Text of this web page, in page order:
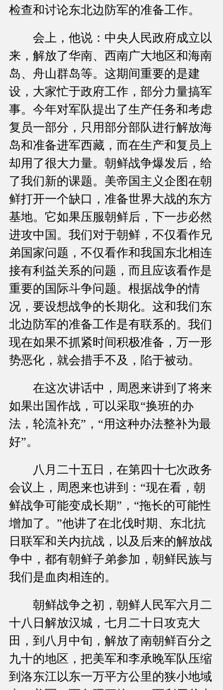
检查和讨论东北边防军的准备工作。
会上，他说：中央人民政府成立以
来，解放了华南、西南广大地区和海南
岛、舟山群岛等。这期间重要的是建
设，大家忙于政府工作，部分力量搞军
事。今年对军队提出了生产任务和考虑
复员一部分，只用部分部队进行解放海
岛和准备进军西藏，而在生产和复员上
却用了很大力量。朝鲜战争爆发后，给
了我们新的课题。美帝国主义企图在朝
鲜打开一个缺口，准备世界大战的东方
基地。它如果压服朝鲜后，下一步必然
进攻中国。我们对于朝鲜，不仅看作兄
弟国家问题，不仅看作和我国东北相连
接有利益关系的问题，而且应该看作是
重要的国际斗争问题。根据战争的情
况，要设想战争的长期化。这和我们东
北边防军的准备工作是有联系的。我们
现在如果不抓紧时间积极准备，万一形
势恶化，就会措手不及，陷于被动。
在这次讲话中，周恩来讲到了将来
如果出国作战，可以采取“换班的办
法，轮流补充”，“用这种办法整补为最
好”。
八月二十五日，在第四十七次政务
会议上，周恩来也讲到：“现在看，朝
鲜战争可能变成长期”，“拖长的可能性
增加了。”他讲了在北伐时期、东北抗
日联军和关内抗战，以及后来的解放战
争中，都有朝鲜子弟参加，朝鲜民族与
我们是血肉相连的。
朝鲜战争之初，朝鲜人民军六月二
十八日解放汉城，七月二十日攻克大
田，到八月中旬，解放了南朝鲜百分之
九十的地区，把美军和李承晚军队压缩
到洛东江以东一万平方公里的狭小地域